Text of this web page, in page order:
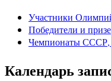
Участники
Победители и
Чемпионаты
Календарь